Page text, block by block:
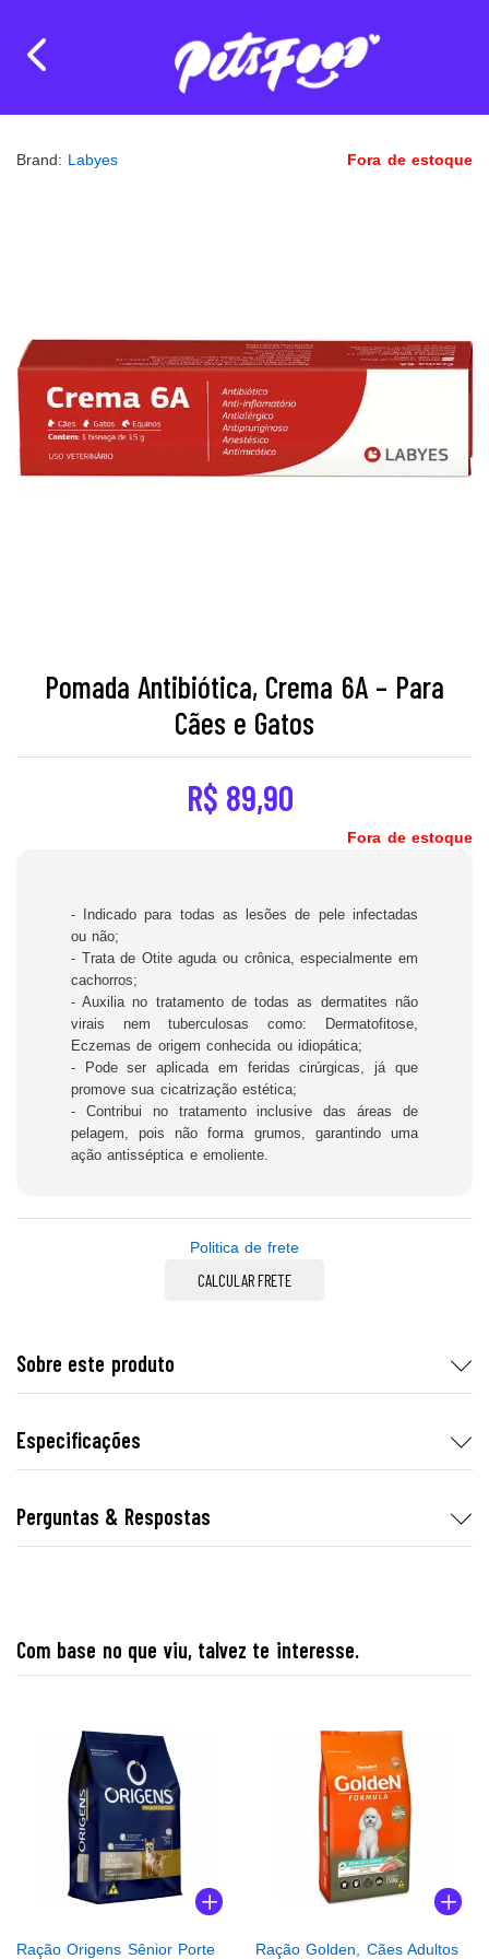
Brand: Labyes Fora de estoque
Pomada Antibiótica, Crema 6A – Para
Cães e Gatos
R$ 89,90
Fora de estoque
- Indicado para todas as lesões de pele infectadas
ou não;
- Trata de Otite aguda ou crônica, especialmente em
cachorros;
- Auxilia no tratamento de todas as dermatites não
virais nem tuberculosas como: Dermatofitose,
Eczemas de origem conhecida ou idiopática;
- Pode ser aplicada em feridas cirúrgicas, já que
promove sua cicatrização estética;
- Contribui no tratamento inclusive das áreas de
pelagem, pois não forma grumos, garantindo uma
ação antisséptica e emoliente.
Politica de frete
CALCULAR FRETE
Sobre este produto
Especificações
Perguntas & Respostas
Com base no que viu, talvez te interesse.
Ração Origens Sênior Porte Ração Golden, Cães Adultos